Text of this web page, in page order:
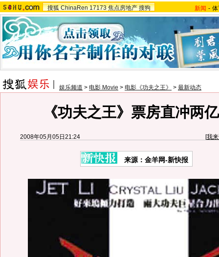
搜狐 ChinaRen 17173 焦点房地产 搜狗 新闻 -
娱乐频道 > 电影 Movie > 电影《功夫之王》 > 最新动态
《功夫之王》票房直冲两
2008年05月05日21:24 [我
来源：金羊网-新快报